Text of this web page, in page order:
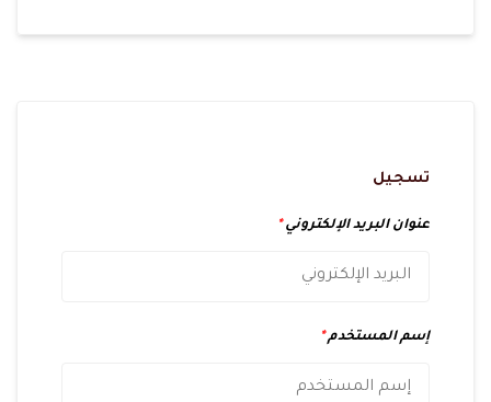
تسجيل
عنوان البريد الإلكتروني*
إسم المستخدم*